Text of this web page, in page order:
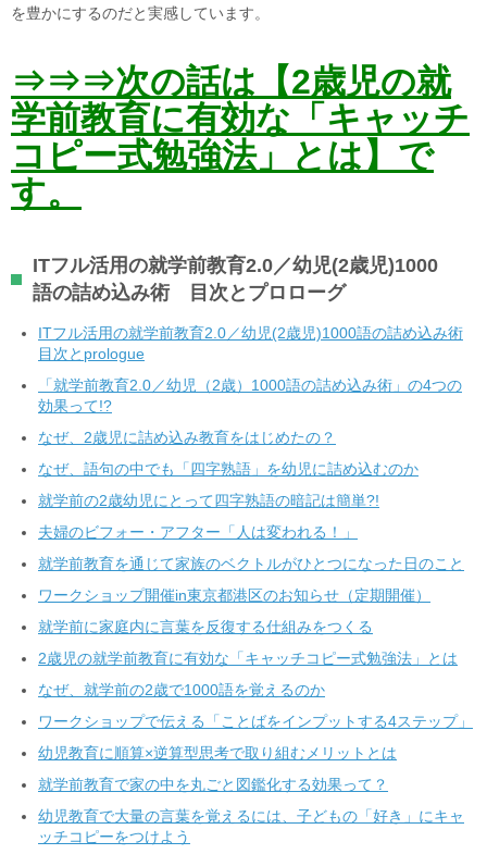
を豊かにするのだと実感しています。
⇒⇒⇒次の話は【2歳児の就
学前教育に有効な「キャッチ
コピー式勉強法」とは】で
す。
ITフル活用の就学前教育2.0／幼児(2歳児)1000
語の詰め込み術 目次とプロローグ
ITフル活用の就学前教育2.0／幼児(2歳児)1000語の詰め込み術
目次とprologue
「就学前教育2.0／幼児（2歳）1000語の詰め込み術」の4つの
効果って!?
なぜ、2歳児に詰め込み教育をはじめたの？
なぜ、語句の中でも「四字熟語」を幼児に詰め込むのか
就学前の2歳幼児にとって四字熟語の暗記は簡単?!
夫婦のビフォー・アフター「人は変われる！」
就学前教育を通じて家族のベクトルがひとつになった日のこと
ワークショップ開催in東京都港区のお知らせ（定期開催）
就学前に家庭内に言葉を反復する仕組みをつくる
2歳児の就学前教育に有効な「キャッチコピー式勉強法」とは
なぜ、就学前の2歳で1000語を覚えるのか
ワークショップで伝える「ことばをインプットする4ステップ」
幼児教育に順算×逆算型思考で取り組むメリットとは
就学前教育で家の中を丸ごと図鑑化する効果って？
幼児教育で大量の言葉を覚えるには、子どもの「好き」にキャ
ッチコピーをつけよう